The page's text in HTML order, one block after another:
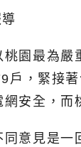
園最為
戶，緊接
安全，
意見是